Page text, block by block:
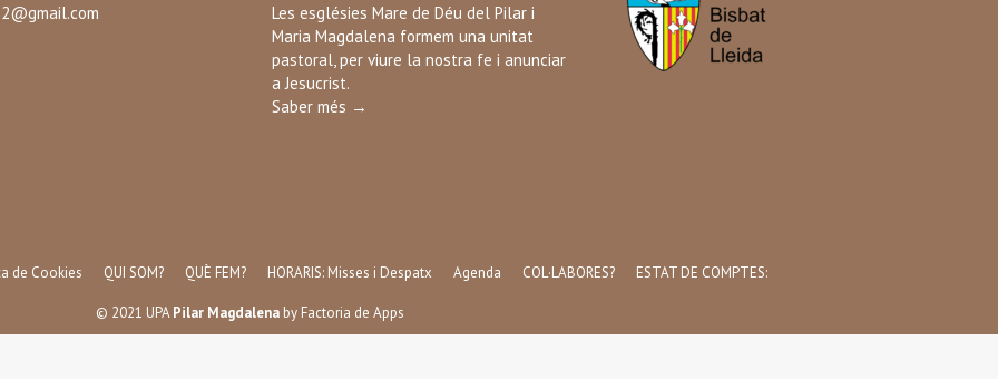
Les esglésies Mare de Déu del Pilar i
Maria Magdalena formem una unitat
pastoral, per viure la nostra fe i anunciar
a Jesucrist.
Saber més →
de Cookies QUI SOM? QUÈ FEM? HORARIS: Misses i Despatx Agenda COL·LABORES? ESTAT DE COMPTES:
© 2021 UPAPilar Magdalenaby Factoria de Apps